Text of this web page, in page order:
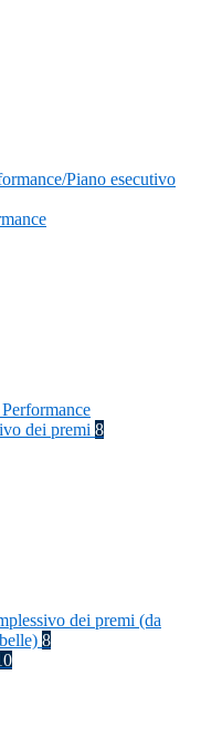
Piano esecutivo
dei premi 8
dei premi (da
8